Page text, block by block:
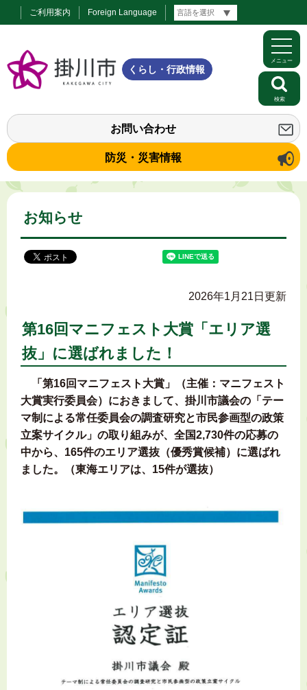
ご利用案内 Foreign Language
くらし・行政情報
お問い合わせ
防災・災害情報
メニュー
検索
お知らせ
2026年1月21日更新
第16回マニフェスト大賞「エリア選
抜」に選ばれました！
「第16回マニフェスト大賞」（主催：マニフェスト
大賞実行委員会）におきまして、掛川市議会の「テー
マ制による常任委員会の調査研究と市民参画型の政策
立案サイクル」の取り組みが、全国2,730件の応募の
中から、165件のエリア選抜（優秀賞候補）に選ばれ
ました。（東海エリアは、15件が選抜）